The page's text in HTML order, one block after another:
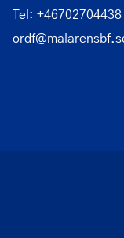
Tel: +46702704438